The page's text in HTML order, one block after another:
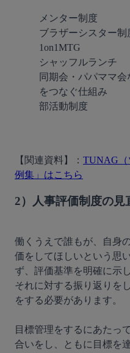
メンター制度
ブラザーシスター制
1on1MTG
シャッフルランチ
同期会・パパママ
をつなぐ仕組み
部活動制度
【関連資料】： TUNAG（
例集」はこちら
2）人事評価制度の見
働くうえで誰もが、自身
価をしてほしいという思
ず、評価基準を明確に示
それに対する振り返りを
をする必要があります。
目標管理をするにあたっ
合いをし、ともに目標を